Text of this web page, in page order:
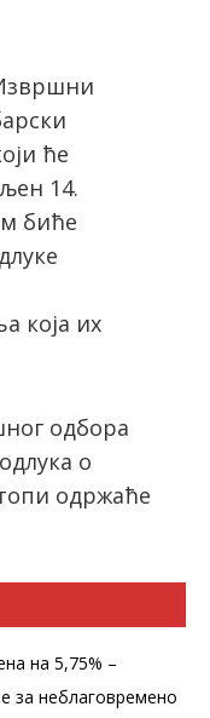
ће
14.
биће
која их
одбора
о
одржаће
на 5,75% –
за неблаговремено